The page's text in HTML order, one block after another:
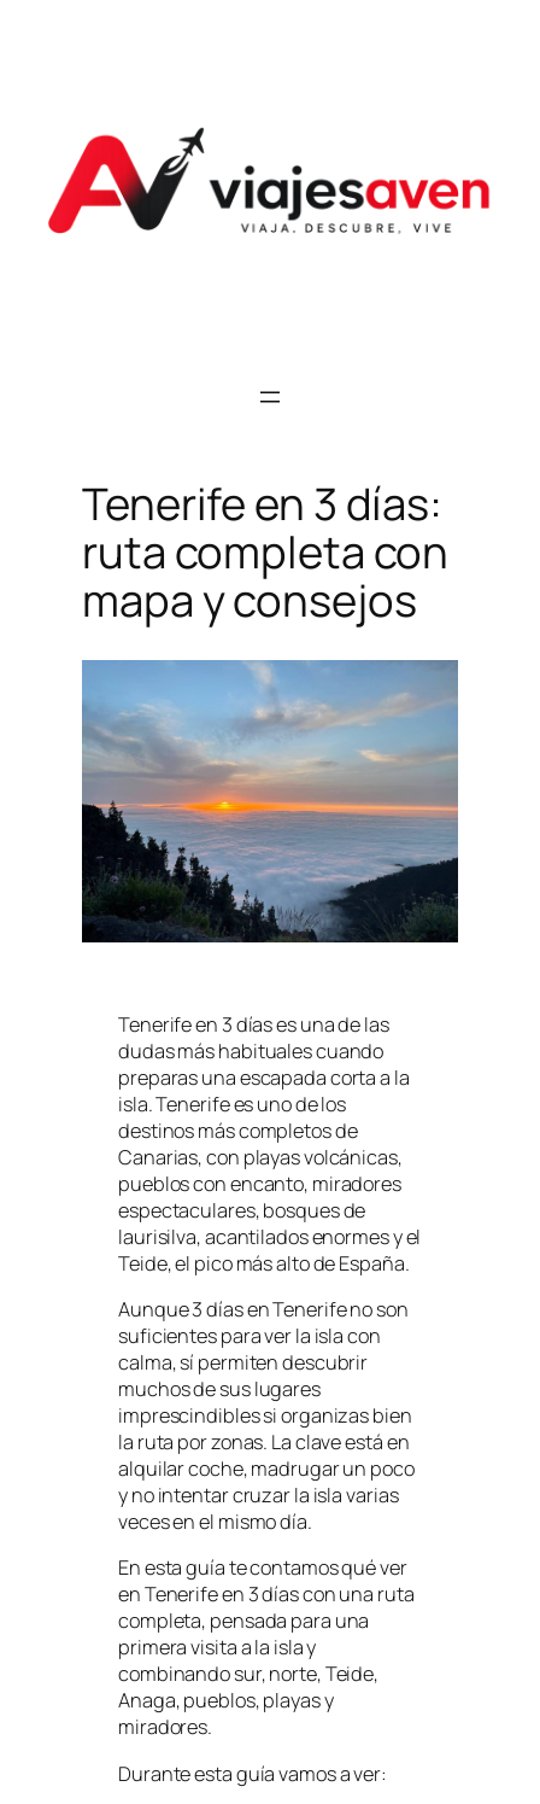
contenido
Tenerife en 3 días:
ruta completa con
mapa y consejos
Tenerife en 3 días es una de las
dudas más habituales cuando
preparas una escapada corta a la
isla. Tenerife es uno de los
destinos más completos de
Canarias, con playas volcánicas,
pueblos con encanto, miradores
espectaculares, bosques de
laurisilva, acantilados enormes y el
Teide, el pico más alto de España.
Aunque 3 días en Tenerife no son
suficientes para ver la isla con
calma, sí permiten descubrir
muchos de sus lugares
imprescindibles si organizas bien
la ruta por zonas. La clave está en
alquilar coche, madrugar un poco
y no intentar cruzar la isla varias
veces en el mismo día.
En esta guía te contamos qué ver
en Tenerife en 3 días con una ruta
completa, pensada para una
primera visita a la isla y
combinando sur, norte, Teide,
Anaga, pueblos, playas y
miradores.
Durante esta guía vamos a ver: